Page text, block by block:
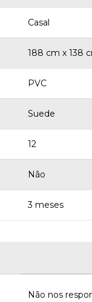
Casal
188 cm x 138
PVC
Suede
12
Não
3 meses
Não nos